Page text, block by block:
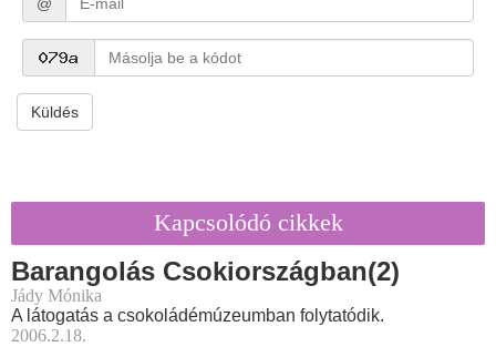
Küldés
Kapcsolódó cikkek
Barangolás Csokiországban(2)
Jády Mónika
A látogatás a csokoládémúzeumban folytatódik.
2006.2.18.